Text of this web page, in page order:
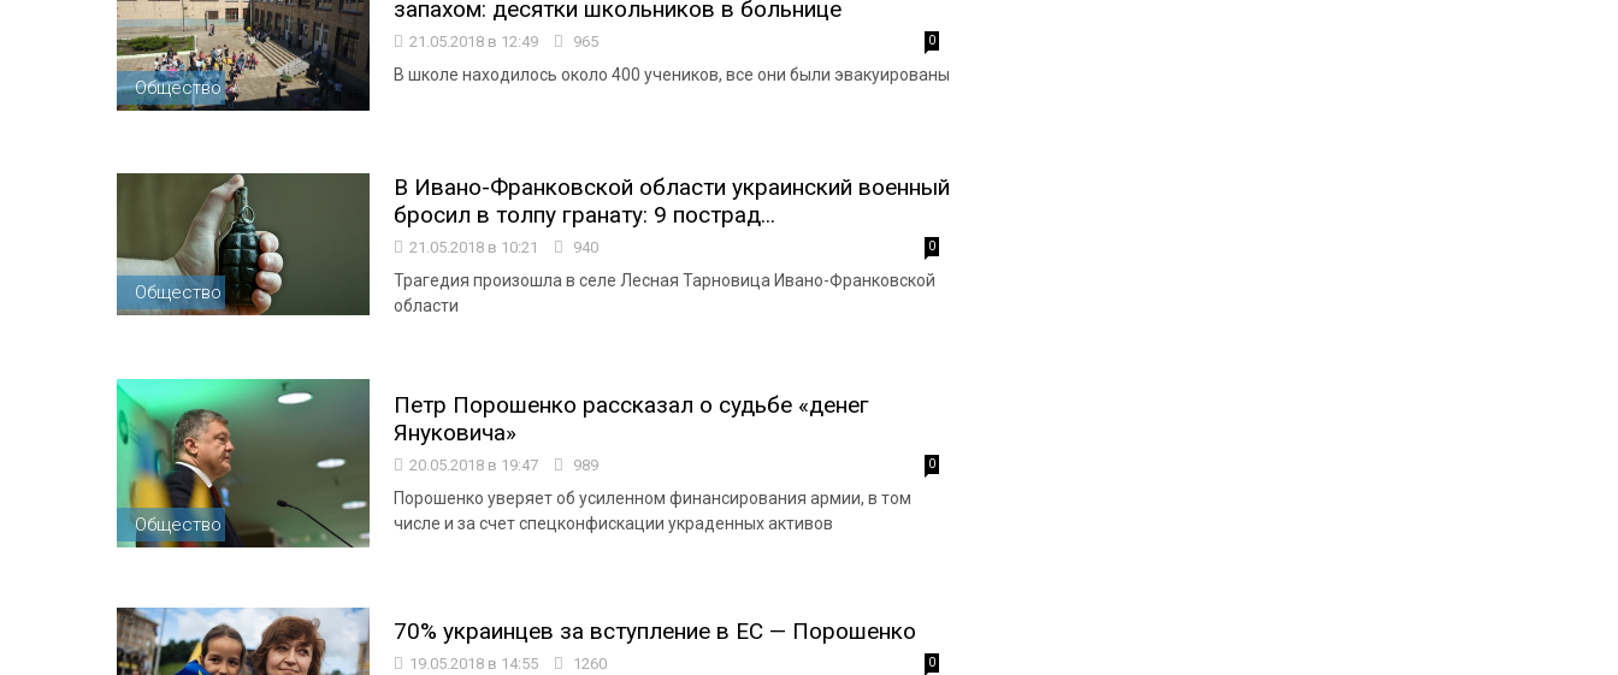
Общество
запахом: десятки школьников в больнице
21.05.2018 в 12:49 965 0
В школе находилось около 400 учеников, все они были эвакуированы
Общество
В Ивано-Франковской области украинский военный
бросил в толпу гранату: 9 пострад...
21.05.2018 в 10:21 940 0
Трагедия произошла в селе Лесная Тарновица Ивано-Франковской
области
Общество
Петр Порошенко рассказал о судьбе «денег
Януковича»
20.05.2018 в 19:47 989 0
Порошенко уверяет об усиленном финансирования армии, в том
числе и за счет спецконфискации украденных активов
70% украинцев за вступление в ЕС — Порошенко
19.05.2018 в 14:55 1260 0